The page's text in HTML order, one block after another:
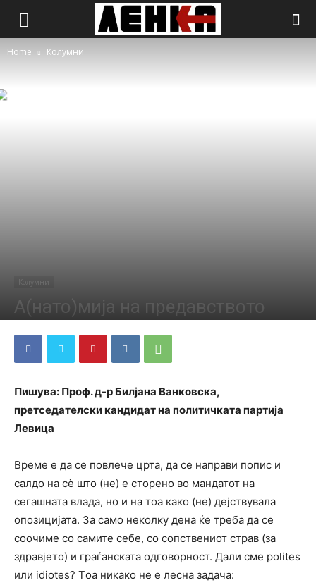
Home Колумни
Колумни
А(нато)мија на предавството
Пишува: Проф. д-р Билјана Ванковска,
претседателски кандидат на политичката партија
Левица
Време е да се повлече црта, да се направи попис и
салдо на сѐ што (не) е сторено во мандатот на
сегашната влада, но и на тоа како (не) дејствувала
опозицијата. За само неколку дена ќе треба да се
соочиме со самите себе, со сопствениот страв (за
здравјето) и граѓанската одговорност. Дали сме polites
или idiotes? Tоа никако не е лесна задача: